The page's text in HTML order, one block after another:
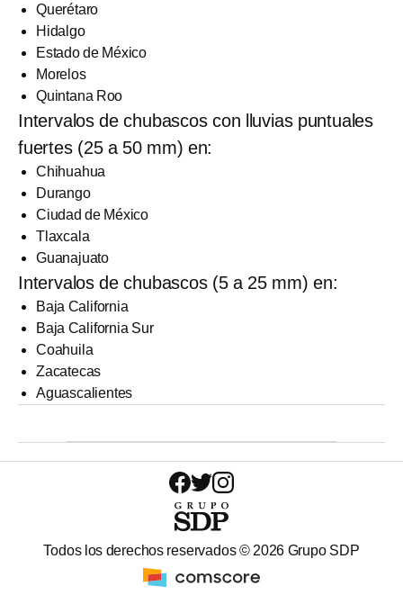
Querétaro
Hidalgo
Estado de México
Morelos
Quintana Roo
Intervalos de chubascos con lluvias puntuales
fuertes (25 a 50 mm) en:
Chihuahua
Durango
Ciudad de México
Tlaxcala
Guanajuato
Intervalos de chubascos (5 a 25 mm) en:
Baja California
Baja California Sur
Coahuila
Zacatecas
Aguascalientes
Todos los derechos reservados © 2026 Grupo SDP